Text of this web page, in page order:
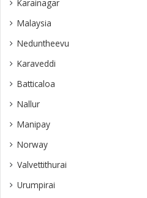
Karainagar
Malaysia
Neduntheevu
Karaveddi
Batticaloa
Nallur
Manipay
Norway
Valvettithurai
Urumpirai